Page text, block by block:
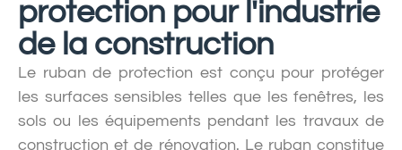
protection pour l'industrie
de la construction
Le ruban de protection est conçu pour protéger
les surfaces sensibles telles que les fenêtres, les
sols ou les équipements pendant les travaux de
construction et de rénovation. Le ruban constitue